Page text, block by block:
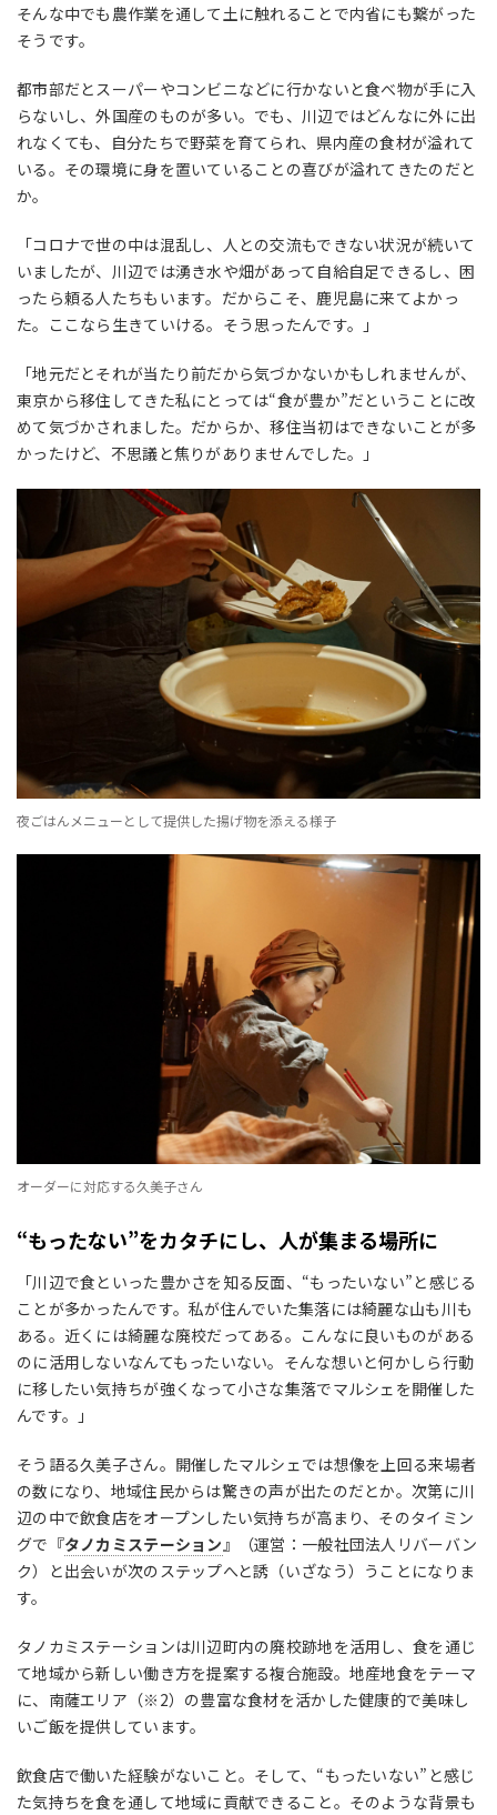
そんな中でも農作業を通して土に触れることで内省にも繋がった
そうです。
都市部だとスーパーやコンビニなどに行かないと食べ物が手に入
らないし、外国産のものが多い。でも、川辺ではどんなに外に出
れなくても、自分たちで野菜を育てられ、県内産の食材が溢れて
いる。その環境に身を置いていることの喜びが溢れてきたのだと
か。
「コロナで世の中は混乱し、人との交流もできない状況が続いて
いましたが、川辺では湧き水や畑があって自給自足できるし、困
ったら頼る人たちもいます。だからこそ、鹿児島に来てよかっ
た。ここなら生きていける。そう思ったんです。」
「地元だとそれが当たり前だから気づかないかもしれませんが、
東京から移住してきた私にとっては“食が豊か”だということに改
めて気づかされました。だからか、移住当初はできないことが多
かったけど、不思議と焦りがありませんでした。」
夜ごはんメニューとして提供した揚げ物を添える様子
オーダーに対応する久美子さん
“もったない”をカタチにし、人が集まる場所に
「川辺で食といった豊かさを知る反面、“もったいない”と感じる
ことが多かったんです。私が住んでいた集落には綺麗な山も川も
ある。近くには綺麗な廃校だってある。こんなに良いものがある
のに活用しないなんてもったいない。そんな想いと何かしら行動
に移したい気持ちが強くなって小さな集落でマルシェを開催した
んです。」
そう語る久美子さん。開催したマルシェでは想像を上回る来場者
の数になり、地域住民からは驚きの声が出たのだとか。次第に川
辺の中で飲食店をオープンしたい気持ちが高まり、そのタイミン
グで『タノカミステーション 』（運営：一般社団法人リバーバン
ク）と出会いが次のステップへと誘（いざなう）うことになりま
す。
タノカミステーションは川辺町内の廃校跡地を活用し、食を通じ
て地域から新しい働き方を提案する複合施設。地産地食をテーマ
に、南薩エリア （※2） の豊富な食材を活かした健康的で美味し
いご飯を提供しています。
飲食店で働いた経験がないこと。そして、“もったいない”と感じ
た気持ちを食を通して地域に貢献できること。そのような背景も